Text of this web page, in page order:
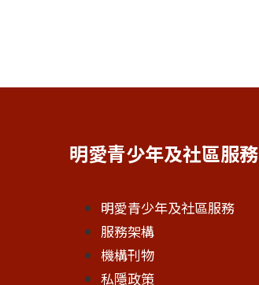
明愛青少年及社區服務
明愛青少年及社區服務
服務架構
機構刊物
私隱政策